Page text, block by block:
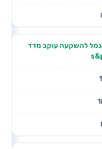
להשקעה עוקב מדד